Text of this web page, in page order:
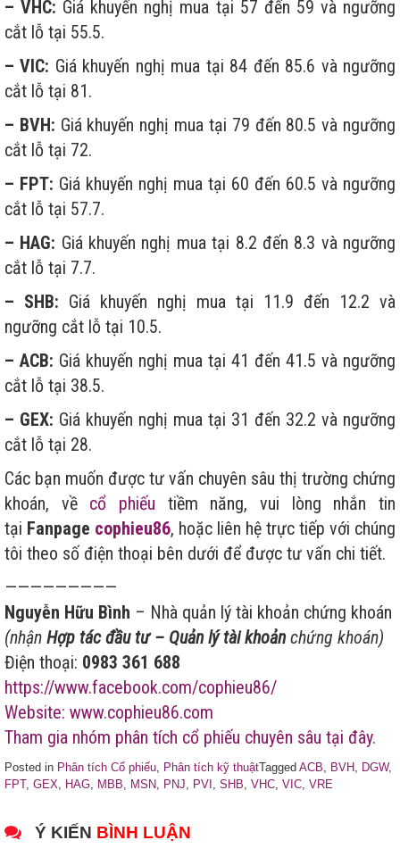
– VHC: Giá khuyến nghị mua tại 57 đến 59 và ngưỡng
cắt lỗ tại 55.5.
– VIC: Giá khuyến nghị mua tại 84 đến 85.6 và ngưỡng
cắt lỗ tại 81.
– BVH: Giá khuyến nghị mua tại 79 đến 80.5 và ngưỡng
cắt lỗ tại 72.
– FPT: Giá khuyến nghị mua tại 60 đến 60.5 và ngưỡng
cắt lỗ tại 57.7.
– HAG: Giá khuyến nghị mua tại 8.2 đến 8.3 và ngưỡng
cắt lỗ tại 7.7.
– SHB: Giá khuyến nghị mua tại 11.9 đến 12.2 và
ngưỡng cắt lỗ tại 10.5.
– ACB: Giá khuyến nghị mua tại 41 đến 41.5 và ngưỡng
cắt lỗ tại 38.5.
– GEX: Giá khuyến nghị mua tại 31 đến 32.2 và ngưỡng
cắt lỗ tại 28.
Các bạn muốn được tư vấn chuyên sâu thị trường chứng
khoán, về cổ phiếu tiềm năng, vui lòng nhắn tin
tại Fanpage cophieu86, hoặc liên hệ trực tiếp với chúng
tôi theo số điện thoại bên dưới để được tư vấn chi tiết.
—————————
Nguyễn Hữu Bình – Nhà quản lý tài khoản chứng khoán
(nhận Hợp tác đầu tư – Quản lý tài khoản chứng khoán)
Điện thoại: 0983 361 688
https://www.facebook.com/cophieu86/
Website: www.cophieu86.com
Tham gia nhóm phân tích cổ phiếu chuyên sâu tại đây.
Posted in Phân tích Cổ phiếu Phân tích kỹ thuậtTagged ACB BVH DGW,
FPT, GEX HAG MBB MSN PNJ PVI SHB VHC VIC VRE
Ý KIẾN BÌNH LUẬN